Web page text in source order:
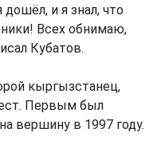
и я знал, что
Всех обнимаю,
Кубатов.
кыргызстанец,
Первым был
вершину в 1997 году.